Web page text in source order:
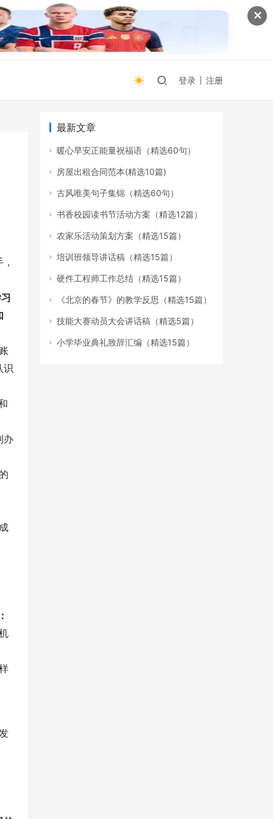
✕
登录 注册
识
办
最新文章
暖心早安正能量祝福语（精选60句）
房屋出租合同范本(精选10篇)
古风唯美句子集锦（精选60句）
书香校园读书节活动方案（精选12篇）
农家乐活动策划方案（精选15篇）
培训班领导讲话稿（精选15篇）
硬件工程师工作总结（精选15篇）
《北京的春节》的教学反思（精选15篇）
技能大赛动员大会讲话稿（精选5篇）
小学毕业典礼致辞汇编（精选15篇）